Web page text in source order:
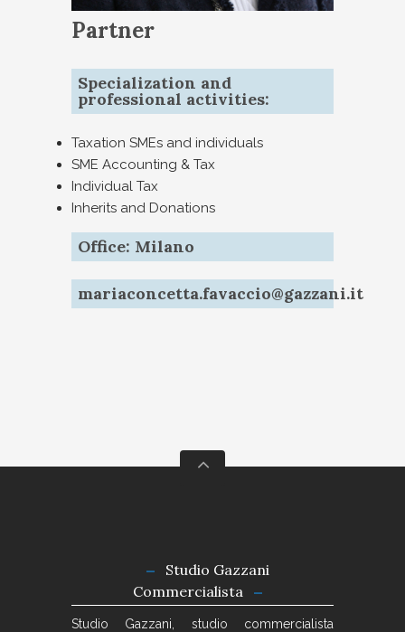
Partner
Specialization and
professional activities:
Taxation SMEs and individuals
SME Accounting & Tax
Individual Tax
Inherits and Donations
Office: Milano
mariaconcetta.favaccio@gazzani.it
Studio Gazzani
Commercialista
Studio Gazzani, studio commercialista